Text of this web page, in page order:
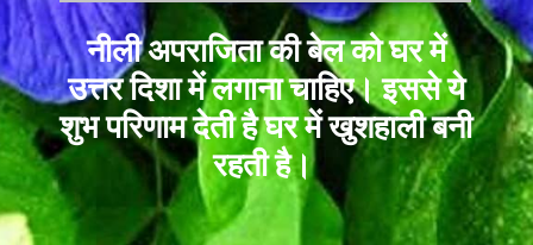
नीली अपराजिता की बेल को घर में
उत्तर दिशा में लगाना चाहिए। इससे ये
शुभ परिणाम देती है घर में खुशहाली बनी
रहती है।